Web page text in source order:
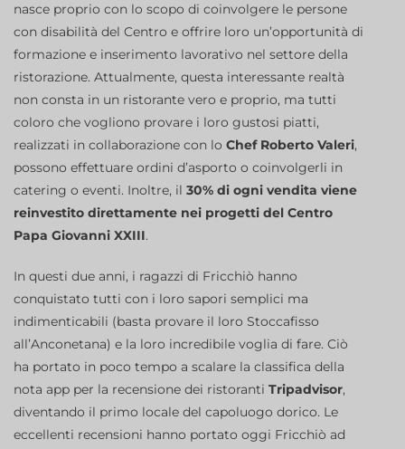
nasce proprio con lo scopo di coinvolgere le persone
con disabilità del Centro e offrire loro un’opportunità di
formazione e inserimento lavorativo nel settore della
ristorazione. Attualmente, questa interessante realtà
non consta in un ristorante vero e proprio, ma tutti
coloro che vogliono provare i loro gustosi piatti,
realizzati in collaborazione con lo Chef Roberto Valeri,
possono effettuare ordini d’asporto o coinvolgerli in
catering o eventi. Inoltre, il 30% di ogni vendita viene
reinvestito direttamente nei progetti del Centro
Papa Giovanni XXIII.
In questi due anni, i ragazzi di Fricchiò hanno
conquistato tutti con i loro sapori semplici ma
indimenticabili (basta provare il loro Stoccafisso
all’Anconetana) e la loro incredibile voglia di fare. Ciò
ha portato in poco tempo a scalare la classifica della
nota app per la recensione dei ristoranti Tripadvisor,
diventando il primo locale del capoluogo dorico. Le
eccellenti recensioni hanno portato oggi Fricchiò ad